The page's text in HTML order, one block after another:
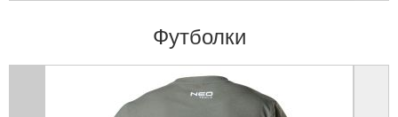
Футболки